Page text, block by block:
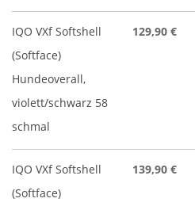
IQO VXf Softshell
(Softface)
Hundeoverall,
violett/schwarz 58
schmal
129,90 €
IQO VXf Softshell
(Softface)
139,90 €